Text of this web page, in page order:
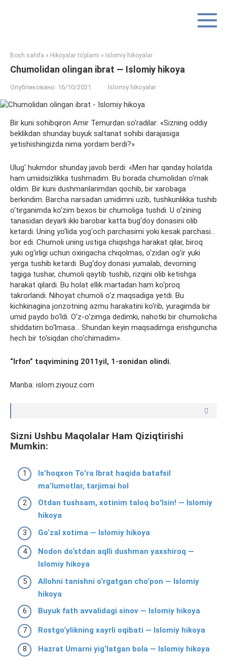
Bosh sahifa » Hikoyalar to'plami » Islomiy hikoyalar
Chumolidan olingan ibrat — Islomiy hikoya
Опубликовано: 16/10/2021 Islomiy hikoyalar
Bir kuni sohibqiron Amir Temurdan so‘radilar: «Sizning oddiy
beklikdan shunday buyuk saltanat sohibi darajasiga
yetishishingizda nima yordam berdi?»
Ulug‘ hukmdor shunday javob berdi: «Men har qanday holatda
ham umiidsizlikka tushmadim. Bu borada chumolidan o‘rnak
oldim. Bir kuni dushmanlarimdan qochib, bir xarobaga
berkindim. Barcha narsadan umidimni uzib, tushkunlikka tushib
o‘tirganimda ko‘zim bexos bir chumoliga tushdi. U o‘zining
tanasidan deyarli ikki barobar katta bug‘doy donasini olib
ketardi. Uning yo‘lida yog‘och parchasimi yoki kesak parchasi…
bor edi. Chumoli uning ustiga chiqishga harakat qilar, biroq
yuki og‘irligi uchun oxirigacha chiqolmas, o‘zidan og‘ir yuki
yerga tushib ketardi. Bug‘doy donasi yumalab, devorning
tagiga tushar, chumoli qaytib tushib, rizqini olib ketishga
harakat qilardi. Bu holat ellik martadan ham ko‘proq
takrorlandi. Nihoyat chumoli o‘z maqsadiga yetdi. Bu
kichkinagina jonzotning azmu harakatini ko‘rib, yuragimda bir
umid paydo bo‘ldi. O‘z-o‘zimga dedimki, nahotki bir chumolicha
shiddatim bo‘lmasa… Shundan keyin maqsadimga erishguncha
hech bir to‘siqdan cho‘chimadim».
“Irfon” taqvimining 201 1yil, 1 -sonidan olindi.
Manba: islom.ziyouz.com
Sizni Ushbu Maqolalar Ham Qiziqtirishi
Mumkin:
Isʼhoqxon Toʻra Ibrat haqida batafsil
ma’lumotlar, tarjimai hol
Otdan tushsam, xotinim taloq boʻlsin! — Islomiy
hikoya
Go‘zal xotima — Islomiy hikoya
Nodon do‘stdan aqlli dushman yaxshiroq —
Islomiy hikoya
Allohni tanishni o‘rgatgan cho‘pon — Islomiy
hikoya
Buyuk fath avvalidagi sinov — Islomiy hikoya
Rostgo‘ylikning xayrli oqibati — Islomiy hikoya
Hazrat Umarni yig‘latgan bola — Islomiy hikoya